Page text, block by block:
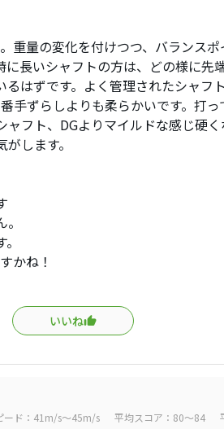
重量の変化を付けつつ、バランス
に長いシャフトの方は、どの様に先
はずです。よく管理されたシャフト
手ずらしよりも柔らかいです。打
フト、DGよりマイルドな感じ硬く
します。
かね！
いいね
ード：41m/s～45m/s 平均スコア：80～84